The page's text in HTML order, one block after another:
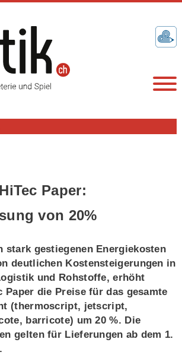
Paper:
von 20%
stark gestiegenen Energiekosten
deutlichen Kostensteigerungen in
und Rohstoffe, erhöht
Paper die Preise für das gesamte
(thermoscript, jetscript,
barricote) um 20 %. Die
gelten für Lieferungen ab dem 1.